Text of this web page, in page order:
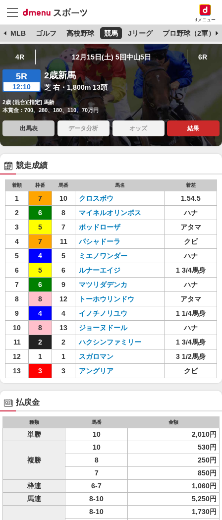
dメニュー
MLB ゴルフ 高校野球 競馬 Jリーグ プロ野球（2軍）
4R 12月15日(土) 5回中山5日 6R
5R
12:10
2歳新馬
芝 右・1,800m 13頭
2歳 (混合)[指定] 馬齢
本賞金：700、280、180、110、70万円
出馬表 データ分析 オッズ 結果
競走成績
着順 枠番 馬番 馬名 着差
1 7 10 クロスボウ
1.54.5
2
6 8 マイネルオリンポス
ハナ
3
5 7 ポッドローザ
アタマ
4
7 11 パシャドーラ
クビ
5
4 5 ミエノワンダー
ハナ
6
5 6 ルナーエイジ
1 3/4馬身
7
6 9 マツリダデンカ
ハナ
8
8 12 トーホウリンドウ
アタマ
9
4 4 イノチノリユウ
1 1/4馬身
10
8 13 ジョーヌドール
ハナ
11
2 2 ハクシンファミリー
1 3/4馬身
12
1 1 スガロマン
3 1/2馬身
13
3 3 アングリア クビ
払戻金
種類 馬番 金額
単勝 10 2,010円
複勝
10
530円
8
250円
7
850円
枠連
6-7
1,060円
馬連
8-10 5,250円
8-10
1,730円